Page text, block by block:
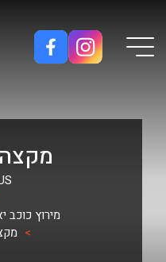
with a small screen
מירוץ כוכב
>